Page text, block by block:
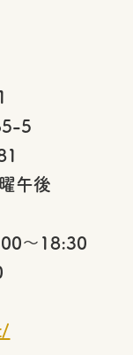
5
午後
～18:30